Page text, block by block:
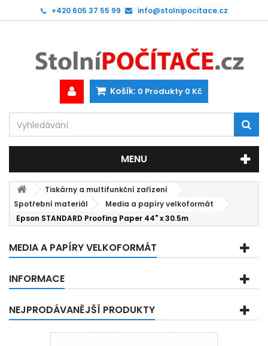
+420 605 37 55 99 info@stolnipocitace.cz
Košík: 0 Produkty 0 Kč
MENU
Tiskárny a multifunkční zařízení
Spotřební materiál
Media a papíry velkoformát
Epson STANDARD Proofing Paper 44" x 30.5m
MEDIA A PAPÍRY VELKOFORMÁT
INFORMACE
NEJPRODÁVANĚJŠÍ PRODUKTY